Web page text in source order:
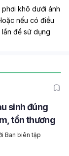
khô dưới ánh
nếu có điều
lần để sử dụng
sinh đúng
tổn thương
Ban biên tập